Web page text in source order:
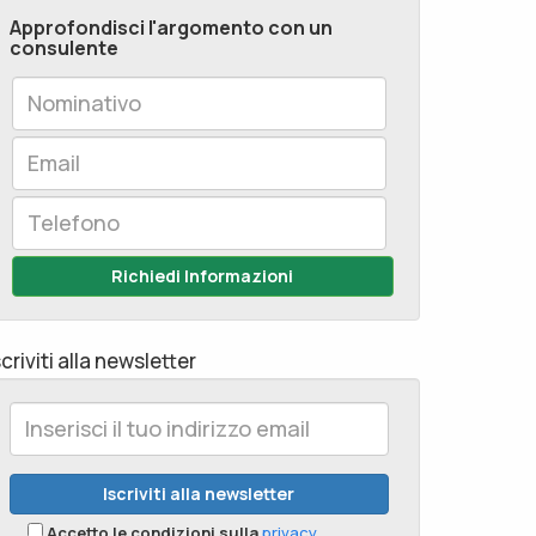
Approfondisci l'argomento con un
consulente
Richiedi Informazioni
alla newsletter